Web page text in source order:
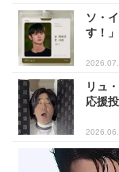
ソ・
す！
リュ
応援